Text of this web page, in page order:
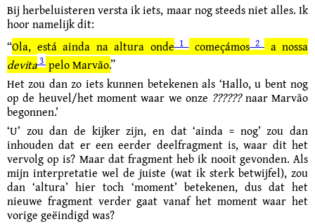
Bij herbeluisteren versta ik iets, maar nog steeds niet alles. Ik
hoornamelijk dit:
“Ola, está ainda na altura onde 1 começámos 2
a nossa
devita3 pelo Marvão.”
Het zou dan zo iets kunnen betekenen als ‘Hallo, u bent nog
op de heuvel/het moment waar we onze ??????naar Marvão
begonnen.’
‘U’ zou dan de kijker zijn, en dat ‘ainda = nog’ zou dan
inhouden dat er een eerder deelfragment is, waar dit het
vervolg op is? Maar dat fragment heb ik nooit gevonden. Als
mijn interpretatie wel de juiste (wat ik sterk betwijfel), zou
dan ‘altura’ hier toch ‘moment’ betekenen, dus dat het
nieuwe fragment verder gaat vanaf het moment waar het
vorige geëindigd was?